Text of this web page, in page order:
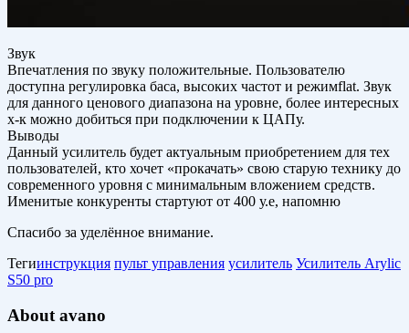
Звук
Впечатления по звуку положительные. Пользователю
доступна регулировка баса, высоких частот и режимflat. Звук
для данного ценового диапазона на уровне, более интересных
х-к можно добиться при подключении к ЦАПу.
Выводы
Данный усилитель будет актуальным приобретением для тех
пользователей, кто хочет «прокачать» свою старую технику до
современного уровня с минимальным вложением средств.
Именитые конкуренты стартуют от 400 у.е, напомню
Спасибо за уделённое внимание.
Тегиинструкция пульт управления усилитель Усилитель Arylic
S50 pro
About avano